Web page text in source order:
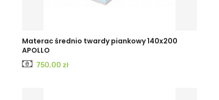
Materac średnio twardy piankowy 140x200
APOLLO
Cena
750,00 zł